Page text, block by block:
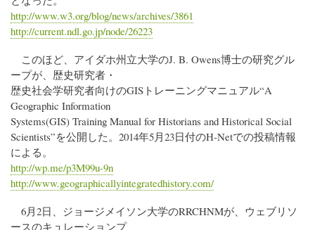
http://www.w3.org/blog/news/archives/3861
http://current.ndl.go.jp/node/26223
このほど、アイダホ州立大学のJ. B. Owens博士の研究グル
ープが、歴史研究者・
歴史社会学研究者向けのGISトレーニングマニュアル“A
Geographic Information
Systems(GIS) Training Manual for Historians and Historical Social
Scientists”を公開した。2014年5月23日付のH-Netでの投稿情報
による。
http://wp.me/p3M99u-9n
http://www.geographicallyintegratedhistory.com/
6月2日、ジョージメイソン大学のRRCHNMが、ウェブリソ
ースのキュレーションプ